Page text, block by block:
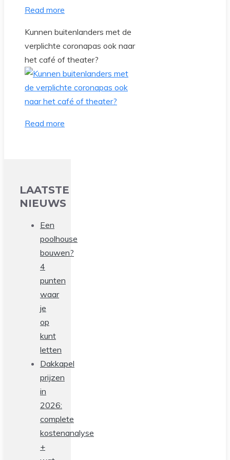
Read more
Kunnen buitenlanders met de
verplichte coronapas ook naar
het café of theater?
Read more
LAATSTE
NIEUWS
Een
poolhouse
bouwen?
4
punten
waar
je
op
kunt
letten
Dakkapel
prijzen
in
2026:
complete
kostenanalyse
+